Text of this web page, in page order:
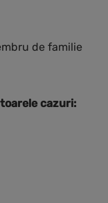
de familie
cazuri: